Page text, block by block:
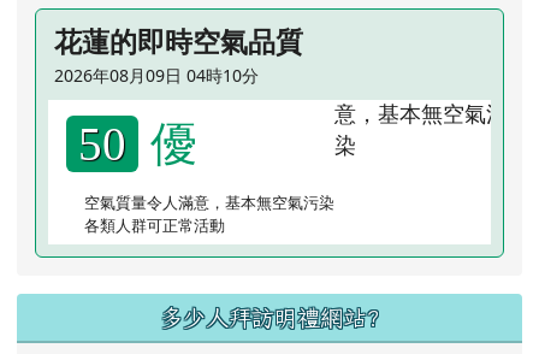
花蓮的即時空氣品質
2026年08月09日 04時10分
50 優
空氣質量令人滿意，基本無空氣污染
各類人群可正常活動
多少人拜訪明禮網站?